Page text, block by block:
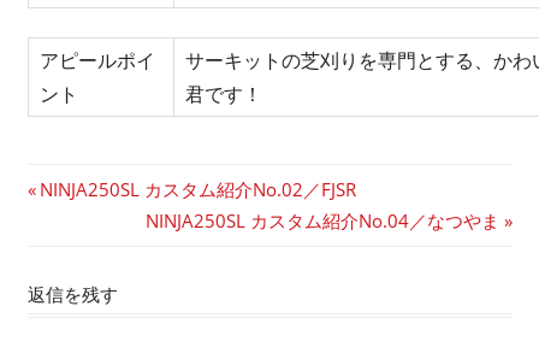
アピールポイ
ント
サーキットの芝刈りを専門とする、かわ
君です！
投
ナ
前
事:
NINJA250SL カスタム紹介No.02／FJSR
次
NINJA250SL カスタム紹介No.04／なつやま
返信を残す